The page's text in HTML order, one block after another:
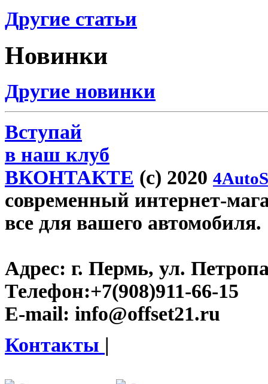
Другие статьи
Новинки
Другие новинки
Вступай
в наш клуб
ВКОНТАКТЕ (c) 2020
современный интернет-
все для вашего автомобиля.
Адрес: г. Пермь, ул.
Телефон:+7(908)911-66-15
E-mail: info@offset21.ru
Контакты |